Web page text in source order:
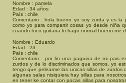
Nombre : pamela
Edad : 34 años
País : chile
Comentario : hola bueno yo soy zurda y es la
como yo para compartir cosas yo desde niña
cuando toco guitarra lo hago normal bueno me
Nombre : Eduardo
Edad : 23
País : chile
Comentario : por fin una paguina de mi pais
zurdos y de lo discriminados que somos, yo
tengo que pelearme las unicas sillas de
algunas salas nisiquiera hay sillas para
en tener ke contar con pocas sillas para